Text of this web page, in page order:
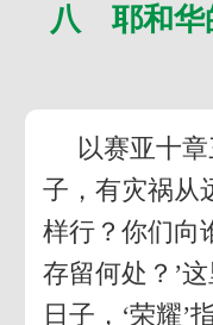
八 耶和华
以赛亚十
子，有灾祸从
样行？你们向
存留何处？’
日子，‘荣耀’